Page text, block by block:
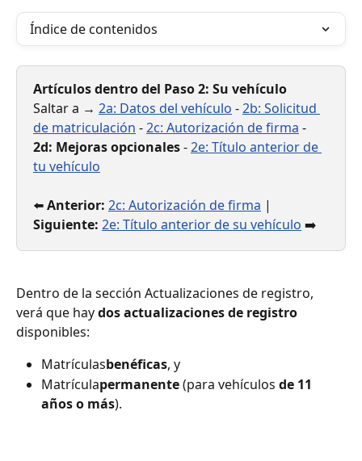
Índice de contenidos
Artículos dentro del Paso 2: Su vehículo
Saltar a → 2a: Datos del vehículo - 2b: Solicitud
de matriculación - 2c: Autorización de firma -
2d: Mejoras opcionales - 2e: Título anterior de
tu vehículo
⬅️ Anterior: 2c: Autorización de firma |
Siguiente: 2e: Título anterior de su vehículo ➡️
Dentro de la sección Actualizaciones de registro,
verá que hay dos actualizaciones de registro
disponibles:
Matrículasbenéficas, y
Matrículapermanente (para vehículos de 11
años o más).